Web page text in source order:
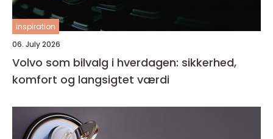
inspiration
06. July 2026
Volvo som bilvalg i hverdagen: sikkerhed,
komfort og langsigtet værdi